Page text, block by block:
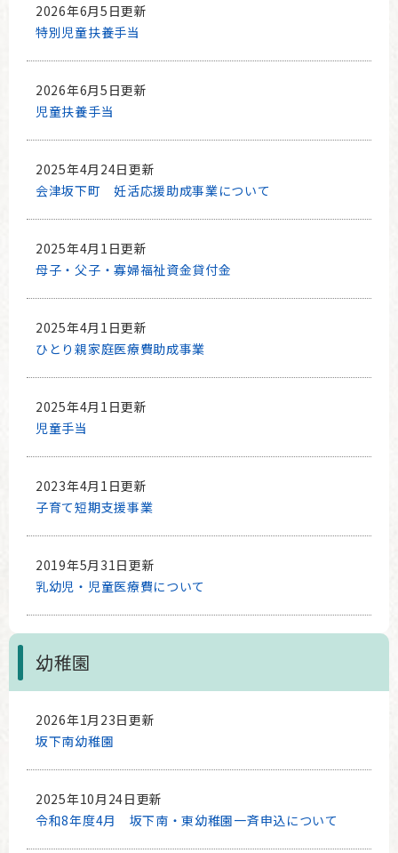
2026年6月5日更新
特別児童扶養手当
2026年6月5日更新
児童扶養手当
2025年4月24日更新
会津坂下町 妊活応援助成事業について
2025年4月1日更新
母子・父子・寡婦福祉資金貸付金
2025年4月1日更新
ひとり親家庭医療費助成事業
2025年4月1日更新
児童手当
2023年4月1日更新
子育て短期支援事業
2019年5月31日更新
乳幼児・児童医療費について
幼稚園
2026年1月23日更新
坂下南幼稚園
2025年10月24日更新
令和8年度4月 坂下南・東幼稚園一斉申込について